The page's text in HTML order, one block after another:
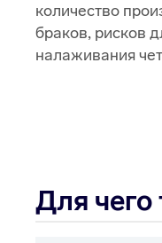
количество
браков, рисков
налаживания
Для чего